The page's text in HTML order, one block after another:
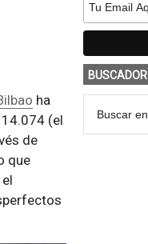
ha
(el
de
que
BUSCADOR